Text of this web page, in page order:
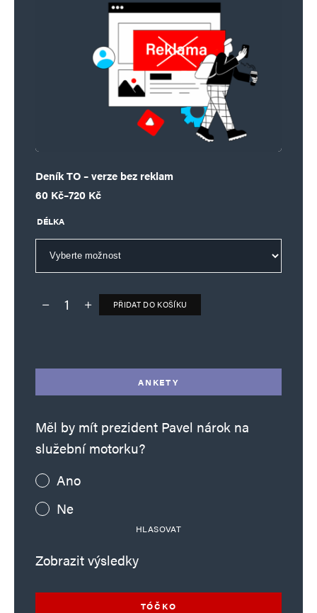
Deník TO – verze bez reklam
60 Kč–720 Kč
Rozpětí cen: 60 Kč až 720 Kč
DÉLKA
Deník TO – verze bez reklam množství
PŘIDAT DO KOŠÍKU
ANKETY
Měl by mít prezident Pavel nárok na
služební motorku?
Ano
Ne
HLASOVAT
Zobrazit výsledky
TÓČKO